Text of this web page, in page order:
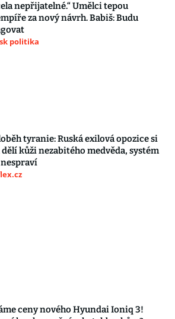
nepřijatelné.“ Umělci tepou
za nový návrh. Babiš: Budu
politika
tyranie: Ruská exilová opozice si
dělí kůži nezabitého medvěda, systém
nespraví
ceny nového Hyundai Ioniq 3!